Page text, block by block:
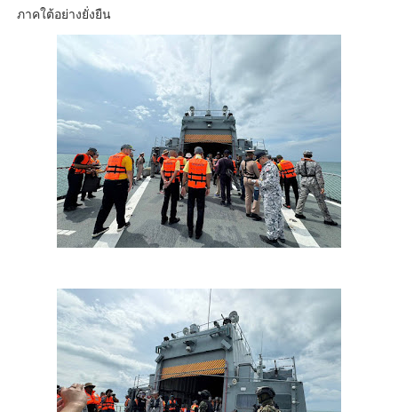
ภาคใต้อย่างยั่งยืน